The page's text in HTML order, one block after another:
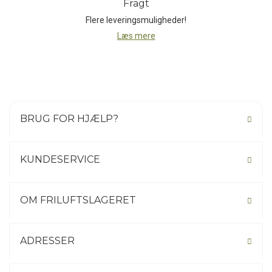
Med en samlet vægt på ca. 1.450 gram og en kompakt
Fragt
Flere leveringsmuligheder!
Læs mere
BRUG FOR HJÆLP?
KUNDESERVICE
OM FRILUFTSLAGERET
ADRESSER